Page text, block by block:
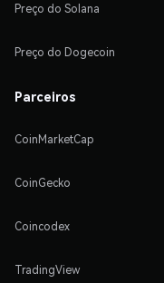
Preço do Solana
Preço do Dogecoin
Parceiros
CoinMarketCap
CoinGecko
Coincodex
TradingView